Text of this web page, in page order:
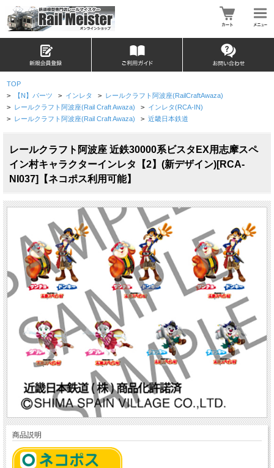
TOP
> 【N】パーツ > インレタ > レールクラフト阿波座(RailCraftAwaza)
> レールクラフト阿波座(Rail Craft Awaza) > インレタ(RCA-IN)
> レールクラフト阿波座(Rail Craft Awaza) > 近畿日本鉄道
レールクラフト阿波座 近鉄30000系ビスタEX用志摩スペ
イン村キャラクターインレタ【2】(新デザイン)[RCA-
NI037]【ネコポス利用可能】
商品説明